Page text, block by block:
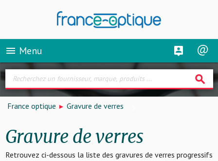
menu Menu
search
France optique Gravure de verres
Gravure de verres
Retrouvez ci-dessous la liste des gravures de verres progressifs